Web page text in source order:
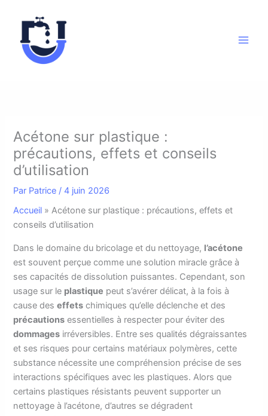
Acétone sur plastique :
précautions, effets et conseils
d’utilisation
Par Patrice / 4 juin 2026
Accueil »Acétone sur plastique : précautions, effets et
conseils d’utilisation
Dans le domaine du bricolage et du nettoyage, l’acétone
est souvent perçue comme une solution miracle grâce à
ses capacités de dissolution puissantes. Cependant, son
usage sur le plastique peut s’avérer délicat, à la fois à
cause deseffets chimiques qu’elle déclenche et des
précautions essentielles à respecter pour éviter des
dommages irréversibles. Entre ses qualités dégraissantes
et ses risques pour certains matériaux polymères, cette
substance nécessite une compréhension précise de ses
interactions spécifiques avec les plastiques. Alors que
certains plastiques résistants peuvent supporter un
nettoyage à l’acétone, d’autres se dégradent